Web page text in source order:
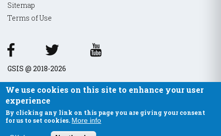
Sitemap
Terms of Use
GSIS @ 2018-2026
We use cookies on this site to enhance your user
experience
By clicking any link on this page you are giving your consent
for us to set cookies. More info